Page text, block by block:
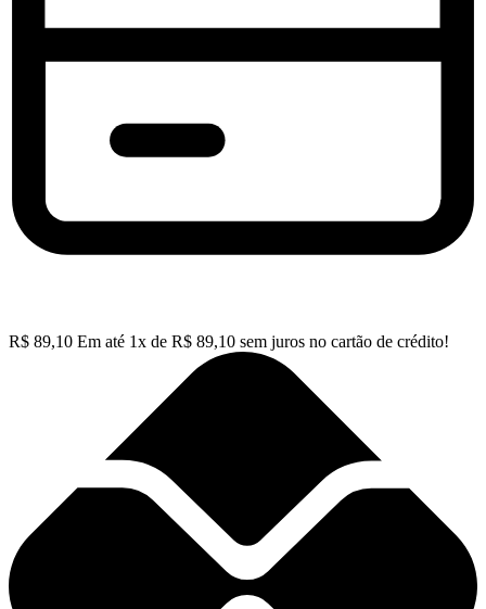
R$ 89,10 Em até 1x de R$ 89,10 sem juros no cartão de crédito!